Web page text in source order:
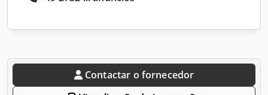
Contactar o fornecedor